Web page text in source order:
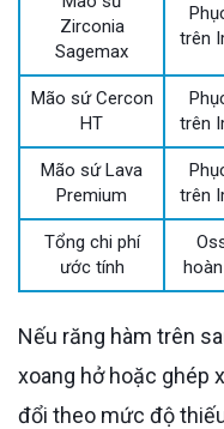
Zirconia
Sagemax
trên
Mão sứ Cercon
HT
trên
Mão sứ Lava
Premium
trên
Tổng chi phí
ước tính
Nếu răng hàm trên sau cần nâng xoang kín, nâng
xoang hở hoặc ghép
đổi theo mức độ